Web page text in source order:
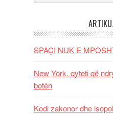
SPAÇI NUK E
New York, qyteti që
botën
Kodi zakonor dhe